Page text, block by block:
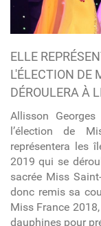
ELLE
L'ÉLECTION DE
DÉROULERA À
Allisson
l’élection de
représentera les
2019 qui se
sacrée Miss
donc remis sa
Miss France 2018,
dauphines pour